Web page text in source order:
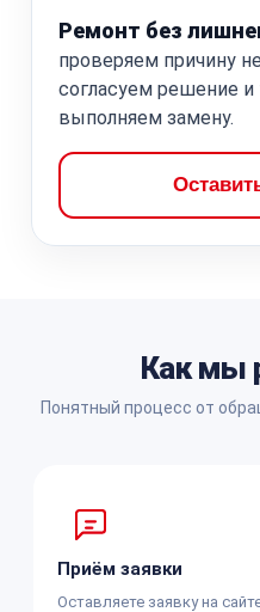
Ремонт без
проверяем причину
согласуем решение и
выполняем замену.
Как мы
Понятный процесс от
Приём заявки
Оставляете заявку на